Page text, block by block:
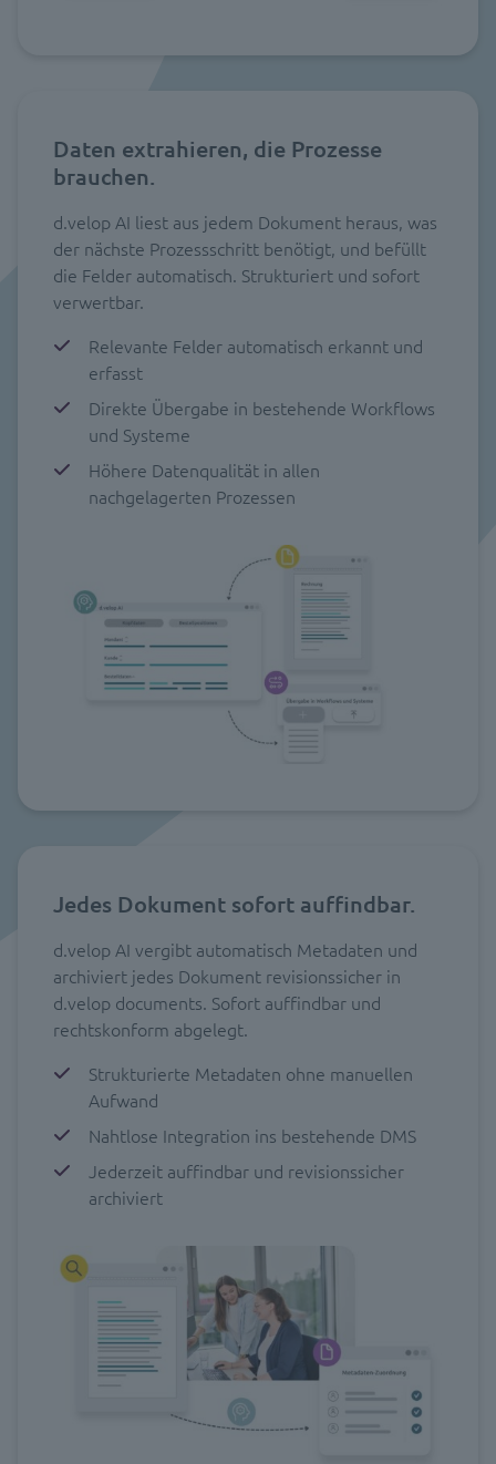
Daten extrahieren, die Prozesse
brauchen.
d.velop AI liest aus jedem Dokument heraus, was
der nächste Prozessschritt benötigt, und befüllt
die Felder automatisch. Strukturiert und sofort
verwertbar.
Relevante Felder automatisch erkannt und
erfasst
Direkte Übergabe in bestehende Workflows
und Systeme
Höhere Datenqualität in allen
nachgelagerten Prozessen
Jedes Dokument sofort auffindbar.
d.velop AI vergibt automatisch Metadaten und
archiviert jedes Dokument revisionssicher in
d.velop documents. Sofort auffindbar und
rechtskonform abgelegt.
Strukturierte Metadaten ohne manuellen
Aufwand
Nahtlose Integration ins bestehende DMS
Jederzeit auffindbar und revisionssicher
archiviert